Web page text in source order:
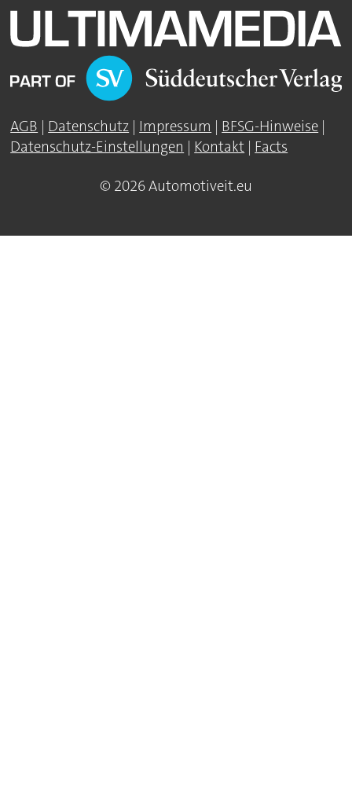
AGB | Datenschutz | Impressum | BFSG-Hinweise |
Datenschutz-Einstellungen | Kontakt | Facts
© 2026 Automotiveit.eu